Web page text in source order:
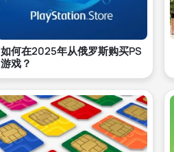
如何在2025年从俄罗斯购买PS
游戏？